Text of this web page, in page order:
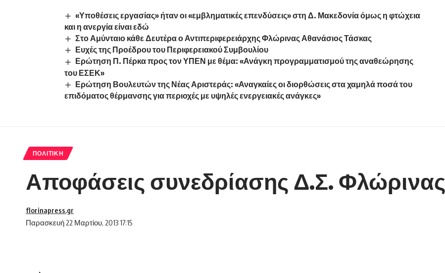
«Υποθέσεις εργασίας» ήταν οι «εμβληματικές επενδύσεις» στη Δ. Μακεδονία όμως η φτώχεια
και η ανεργία είναι εδώ
Στο Αμύνταιο κάθε Δευτέρα ο Αντιπεριφερειάρχης Φλώρινας Αθανάσιος Τάσκας
Ευχές της Προέδρου του Περιφερειακού Συμβουλίου
Ερώτηση Π. Πέρκα προς τον ΥΠΕΝ με θέμα: «Ανάγκη προγραμματισμού της αναθεώρησης
του ΕΣΕΚ»
Ερώτηση Βουλευτών της Νέας Αριστεράς: «Αναγκαίες οι διορθώσεις στα χαμηλά ποσά του
επιδόματος θέρμανσης για περιοχές με υψηλές ενεργειακές ανάγκες»
ΠΟΛΙΤΙΚΉ
Αποφάσεις συνεδρίασης Δ.Σ. Φλώρινας
Παρασκευή 22 Μαρτίου, 2013 17:15
florinapress.gr